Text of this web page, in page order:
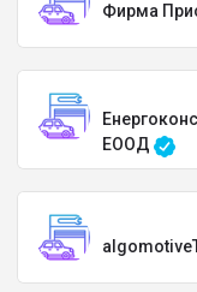
Фирма
ЕООД